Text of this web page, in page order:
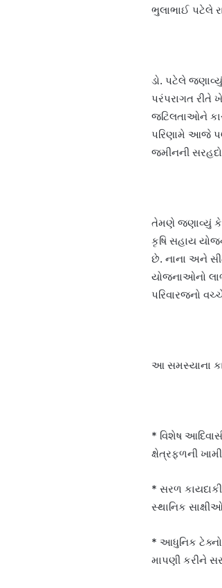
ભુલાભાઈ પટેલે
ડો. પટેલે
પરંપરાગત રીતે
જટિલતાઓને
પરિણામે આજે પણ
જમીનની
તેમણે જણાવ્યું કે
કૃષિ સહાય
છે. નાના અને
યોજનાઓનો
પરિવારજનો
આ સમસ્યાના
* વિશેષ
ક્ષેત્રફળની
* સરળ
સ્થાનિક
* આધુનિક
માપણી કરીને